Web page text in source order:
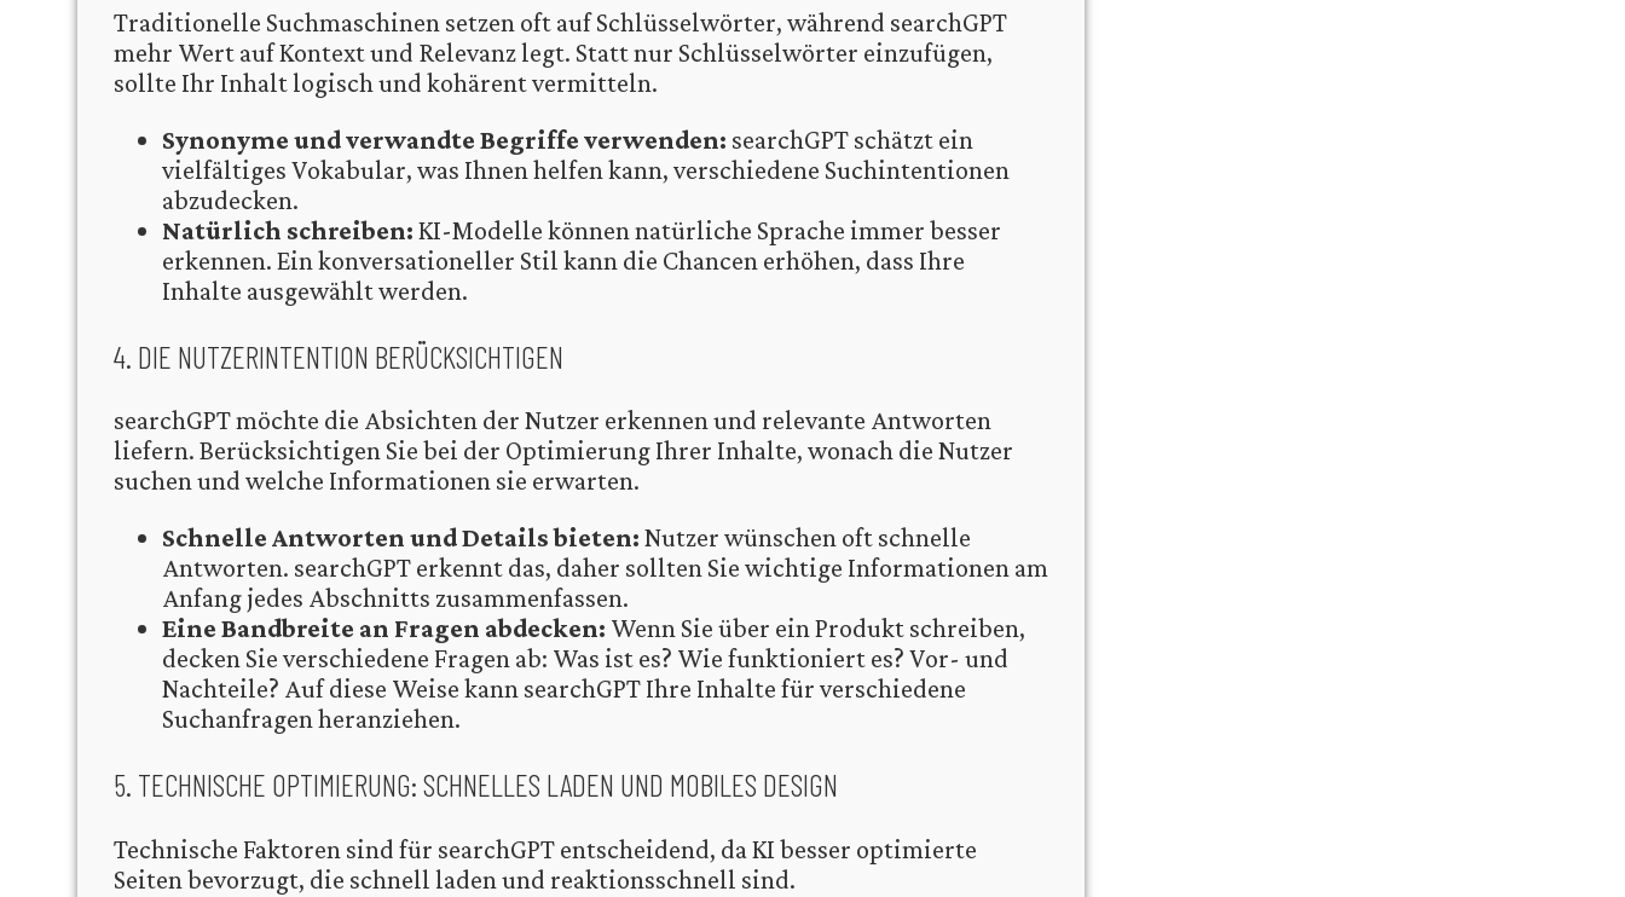
Traditionelle Suchmaschinen setzen oft auf Schlüsselwörter, während searchGPT
mehr Wert auf Kontext und Relevanz legt. Statt nur Schlüsselwörter einzufügen,
sollte Ihr Inhalt logisch und kohärent vermitteln.
Synonyme und verwandte Begriffe verwenden: searchGPT schätzt ein
vielfältiges Vokabular, was Ihnen helfen kann, verschiedene Suchintentionen
abzudecken.
Natürlich schreiben: KI-Modelle können natürliche Sprache immer besser
erkennen. Ein konversationeller Stil kann die Chancen erhöhen, dass Ihre
Inhalte ausgewählt werden.
4. DIE NUTZERINTENTION BERÜCKSICHTIGEN
searchGPT möchte die Absichten der Nutzer erkennen und relevante Antworten
liefern. Berücksichtigen Sie bei der Optimierung Ihrer Inhalte, wonach die Nutzer
suchen und welche Informationen sie erwarten.
Schnelle Antworten und Details bieten: Nutzer wünschen oft schnelle
Antworten. searchGPT erkennt das, daher sollten Sie wichtige Informationen am
Anfang jedes Abschnitts zusammenfassen.
Eine Bandbreite an Fragen abdecken: Wenn Sie über ein Produkt schreiben,
decken Sie verschiedene Fragen ab: Was ist es? Wie funktioniert es? Vor- und
Nachteile? Auf diese Weise kann searchGPT Ihre Inhalte für verschiedene
Suchanfragen heranziehen.
5. TECHNISCHE OPTIMIERUNG: SCHNELLES LADEN UND MOBILES DESIGN
Technische Faktoren sind für searchGPT entscheidend, da KI besser optimierte
Seiten bevorzugt, die schnell laden und reaktionsschnell sind.